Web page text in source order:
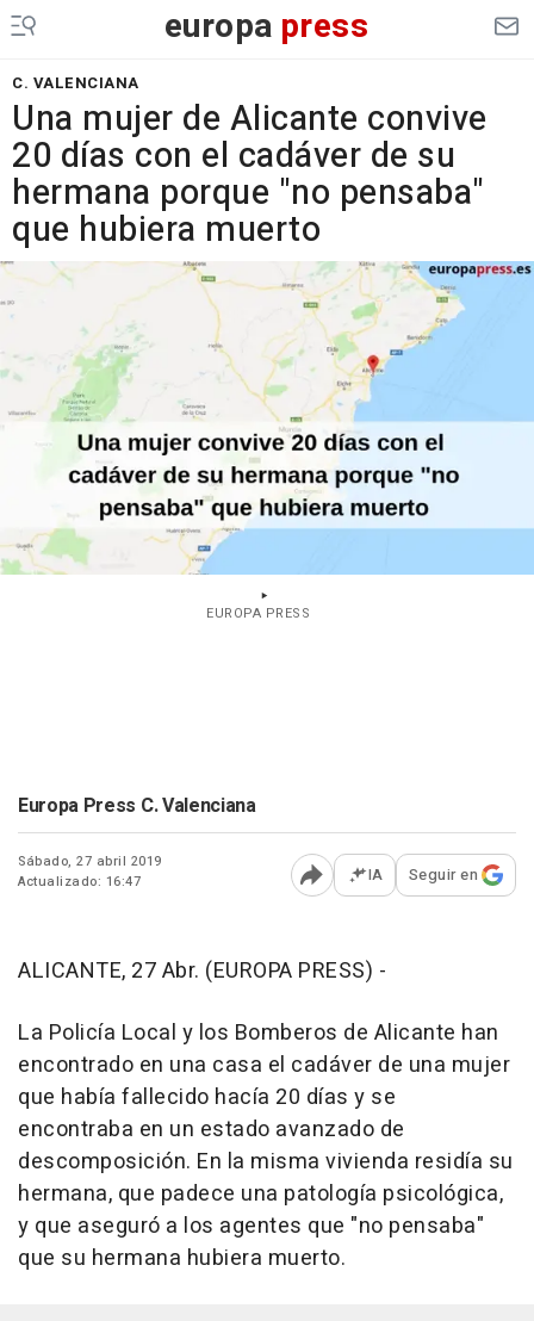
europa press
C. VALENCIANA
Una mujer de Alicante convive
20 días con el cadáver de su
hermana porque "no pensaba"
que hubiera muerto
EUROPA PRESS
Europa Press C. Valenciana
Sábado, 27 abril 2019
Actualizado: 16:47
Abrir opciones para
IA Seguir en
ALICANTE, 27 Abr. (EUROPA PRESS) -
La Policía Local y los Bomberos de Alicante han
encontrado en una casa el cadáver de una mujer
que había fallecido hacía 20 días y se
encontraba en un estado avanzado de
descomposición. En la misma vivienda residía su
hermana, que padece una patología psicológica,
y que aseguró a los agentes que "no pensaba"
que su hermana hubiera muerto.